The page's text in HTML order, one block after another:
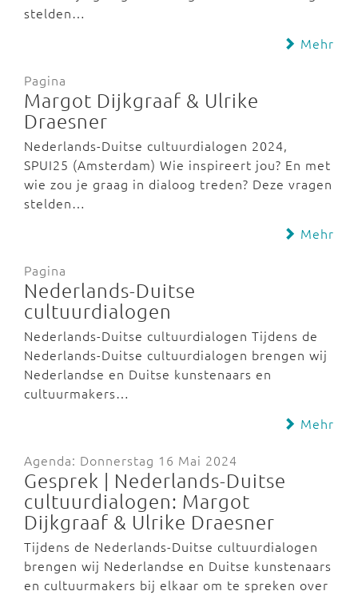
stelden…
Mehr
Pagina
Margot Dijkgraaf & Ulrike
Draesner
Nederlands-Duitse cultuurdialogen 2024,
SPUI25 (Amsterdam) Wie inspireert jou? En met
wie zou je graag in dialoog treden? Deze vragen
stelden…
Mehr
Pagina
Nederlands-Duitse
cultuurdialogen
Nederlands-Duitse cultuurdialogen Tijdens de
Nederlands-Duitse cultuurdialogen brengen wij
Nederlandse en Duitse kunstenaars en
cultuurmakers…
Mehr
Agenda: Donnerstag 16 Mai 2024
Gesprek | Nederlands-Duitse
cultuurdialogen: Margot
Dijkgraaf & Ulrike Draesner
Tijdens de Nederlands-Duitse cultuurdialogen
brengen wij Nederlandse en Duitse kunstenaars
en cultuurmakers bij elkaar om te spreken over